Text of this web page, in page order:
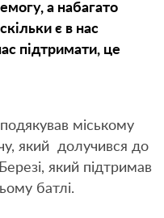
а набагато
є в нас
підтримати, це
міському
який долучився до
який підтримав
батлі.